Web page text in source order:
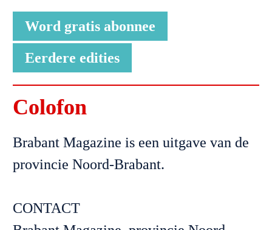
Word gratis abonnee
Eerdere edities
Colofon
Brabant Magazine is een uitgave van de
provincie Noord-Brabant.
CONTACT